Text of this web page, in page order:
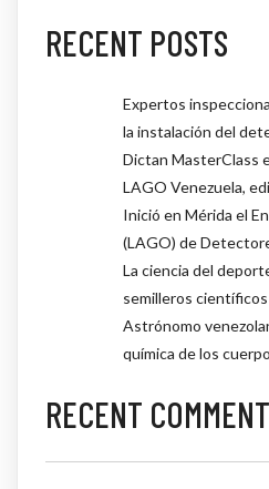
RECENT POSTS
Expertos
la instalación del
Dictan MasterClass
LAGO Venezuela,
Inició en Mérida el
(LAGO) de
La ciencia del
semilleros
Astrónomo
química de los
RECENT